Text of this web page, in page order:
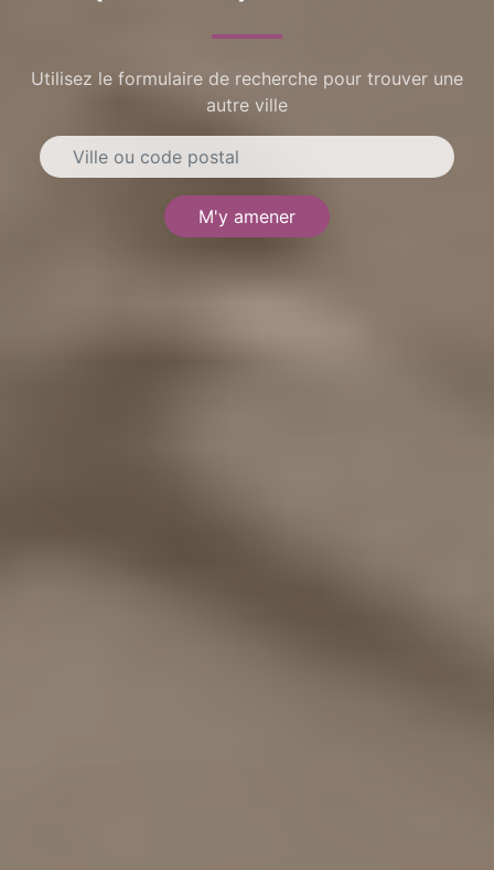
Utilisez le formulaire de recherche pour trouver une
autre ville
M'y amener